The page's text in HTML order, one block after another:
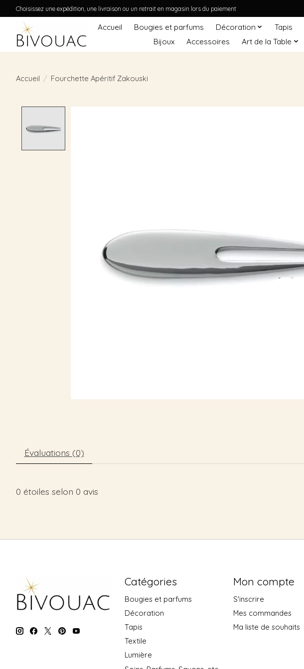
Choisissez une expédition, une livraison ou un retrait en magasin lors du paiement
Accueil Bougies et parfums Décoration Tapis
Bijoux
Accessoires Art de la Table
Accueil / Fourchette Apéritif Zakouski
Évaluations (0)
0 étoiles selon 0 avis
Catégories
Bougies et parfums
Décoration
Tapis
Textile
Lumière
Mon compte
S'inscrire
Mes commandes
Ma liste de souhaits